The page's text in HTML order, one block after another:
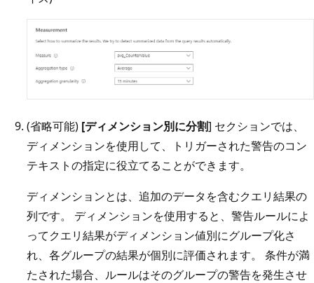
(省略可能) [ディメンション別に分割] セクションでは、
ディメンションを使用して、トリガーされた警告のコン
テキストの指定に役立てることができます。
ディメンションとは、追加のデータを含むクエリ結果の
列です。 ディメンションを使用すると、警告ルールによ
ってクエリ結果がディメンション値別にグループ化さ
れ、各グループの結果が個別に評価されます。 条件が満
たされた場合、ルールはそのグループの警告を発生させ